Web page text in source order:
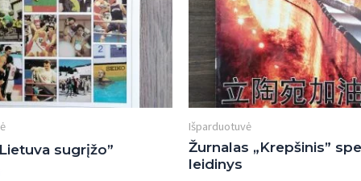
sugrįžo”
Išparduotuvė
Žurnalas „Krepšinis”
leidinys